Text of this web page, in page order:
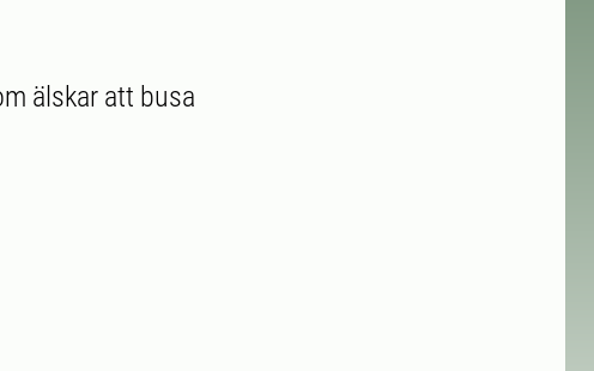
älskar att busa